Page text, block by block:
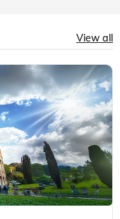
View all